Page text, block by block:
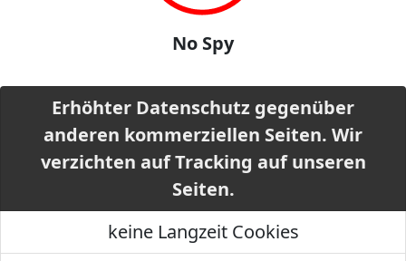
No Spy
Erhöhter Datenschutz gegenüber
anderen kommerziellen Seiten. Wir
verzichten auf Tracking auf unseren
Seiten.
keine Langzeit Cookies